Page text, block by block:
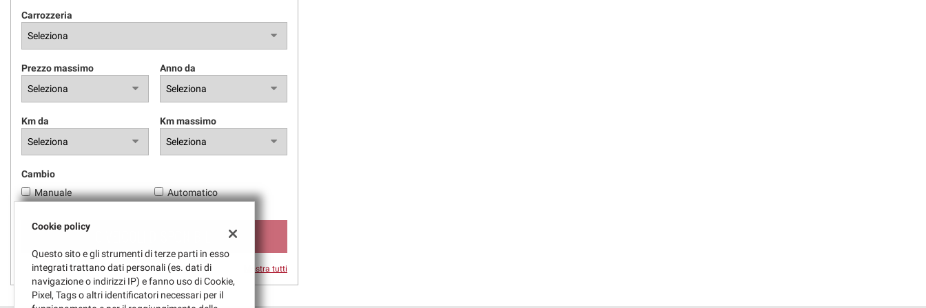
Carrozzeria
Prezzo massimo Anno da
Km da Km massimo
Cambio
Manuale
Automatico
Mostra tutti
Cookie policy
Questo sito e gli strumenti di terze parti in esso
integrati trattano dati personali (es. dati di
navigazione o indirizzi IP) e fanno uso di Cookie,
Pixel, Tags o altri identificatori necessari per il
questi
si
alla
policy.
Puoi
modificare
le
tue
momento.